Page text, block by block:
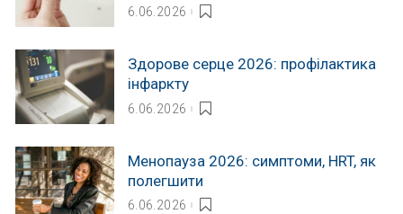
6.06.2026
Здорове серце 2026: профілактика
інфаркту
6.06.2026
Менопауза 2026: симптоми, HRT, як
полегшити
6.06.2026